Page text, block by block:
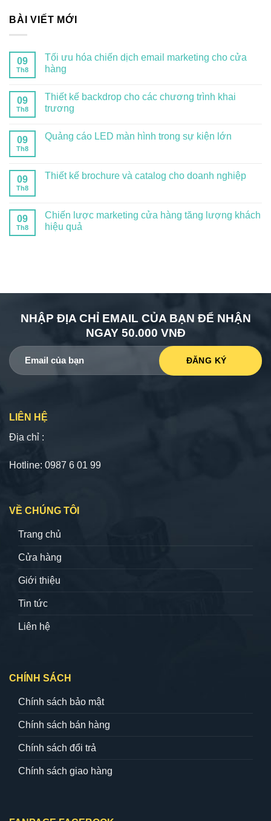
BÀI VIẾT MỚI
09
Th8
Tối ưu hóa chiến dịch email marketing cho cửa
hàng
09
Th8
Thiết kế backdrop cho các chương trình khai
trương
09
Th8
Quảng cáo LED màn hình trong sự kiện lớn
09
Th8
Thiết kế brochure và catalog cho doanh nghiệp
09
Th8
Chiến lược marketing cửa hàng tăng lượng khách
hiệu quả
NHẬP ĐỊA CHỈ EMAIL CỦA BẠN ĐỂ NHẬN
NGAY 50.000 VNĐ
LIÊN HỆ
Địa chỉ :
Hotline: 0987 6 01 99
VỀ CHÚNG TÔI
Trang chủ
Cửa hàng
Giới thiệu
Tin tức
Liên hệ
CHÍNH SÁCH
Chính sách bảo mật
Chính sách bán hàng
Chính sách đổi trả
Chính sách giao hàng